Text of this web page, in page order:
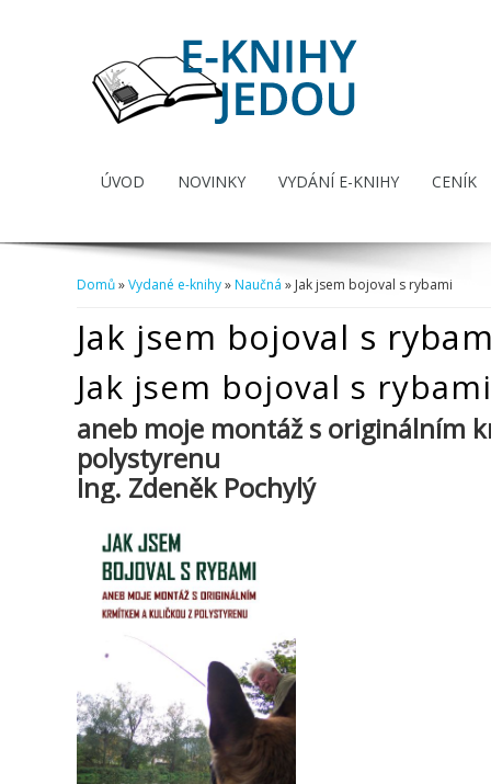
ÚVOD NOVINKY VYDÁNÍ E-KNIHY CENÍK
Domů»Vydané e-knihy»Naučná » Jak jsem bojoval s rybami
Jak jsem bojoval s
Jak jsem bojoval s rybami
aneb moje montáž s originálním
polystyrenu
Ing. Zdeněk Pochylý